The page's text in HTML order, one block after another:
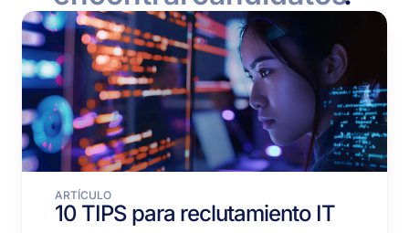
ARTÍCULO
10 TIPS para reclutamiento IT